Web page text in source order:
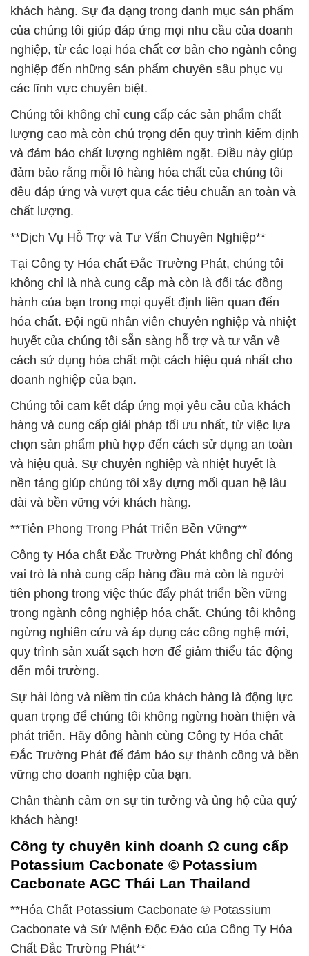
khách hàng. Sự đa dạng trong danh mục sản phẩm
của chúng tôi giúp đáp ứng mọi nhu cầu của doanh
nghiệp, từ các loại hóa chất cơ bản cho ngành công
nghiệp đến những sản phẩm chuyên sâu phục vụ
các lĩnh vực chuyên biệt.
Chúng tôi không chỉ cung cấp các sản phẩm chất
lượng cao mà còn chú trọng đến quy trình kiểm định
và đảm bảo chất lượng nghiêm ngặt. Điều này giúp
đảm bảo rằng mỗi lô hàng hóa chất của chúng tôi
đều đáp ứng và vượt qua các tiêu chuẩn an toàn và
chất lượng.
**Dịch Vụ Hỗ Trợ và Tư Vấn Chuyên Nghiệp**
Tại Công ty Hóa chất Đắc Trường Phát, chúng tôi
không chỉ là nhà cung cấp mà còn là đối tác đồng
hành của bạn trong mọi quyết định liên quan đến
hóa chất. Đội ngũ nhân viên chuyên nghiệp và nhiệt
huyết của chúng tôi sẵn sàng hỗ trợ và tư vấn về
cách sử dụng hóa chất một cách hiệu quả nhất cho
doanh nghiệp của bạn.
Chúng tôi cam kết đáp ứng mọi yêu cầu của khách
hàng và cung cấp giải pháp tối ưu nhất, từ việc lựa
chọn sản phẩm phù hợp đến cách sử dụng an toàn
và hiệu quả. Sự chuyên nghiệp và nhiệt huyết là
nền tảng giúp chúng tôi xây dựng mối quan hệ lâu
dài và bền vững với khách hàng.
**Tiên Phong Trong Phát Triển Bền Vững**
Công ty Hóa chất Đắc Trường Phát không chỉ đóng
vai trò là nhà cung cấp hàng đầu mà còn là người
tiên phong trong việc thúc đẩy phát triển bền vững
trong ngành công nghiệp hóa chất. Chúng tôi không
ngừng nghiên cứu và áp dụng các công nghệ mới,
quy trình sản xuất sạch hơn để giảm thiểu tác động
đến môi trường.
Sự hài lòng và niềm tin của khách hàng là động lực
quan trọng để chúng tôi không ngừng hoàn thiện và
phát triển. Hãy đồng hành cùng Công ty Hóa chất
Đắc Trường Phát để đảm bảo sự thành công và bền
vững cho doanh nghiệp của bạn.
Chân thành cảm ơn sự tin tưởng và ủng hộ của quý
khách hàng!
Công ty chuyên kinh doanh Ω cung cấp
Potassium Cacbonate © Potassium
Cacbonate AGC Thái Lan Thailand
**Hóa Chất Potassium Cacbonate © Potassium
Cacbonate và Sứ Mệnh Độc Đáo của Công Ty Hóa
Chất Đắc Trường Phát**